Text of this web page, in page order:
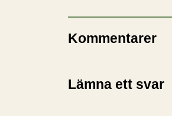
Kommentarer
Lämna ett svar